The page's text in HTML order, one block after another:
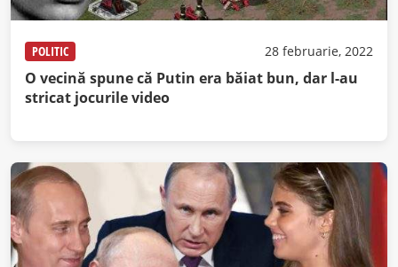
POLITIC 28 februarie, 2022
O vecină spune că Putin era băiat bun, dar l-au
stricat jocurile video